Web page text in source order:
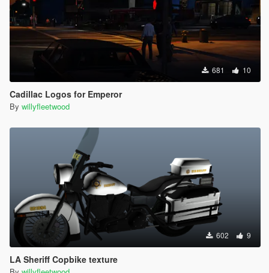
681 10
Cadillac Logos for Emperor
By willyfleetwood
602 9
LA Sheriff Copbike texture